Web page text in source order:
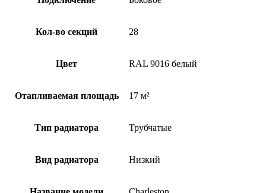
Кол-во секций 28
Цвет RAL 9016 белый
Отапливаемая площадь 17 м²
Тип радиатора Трубчатые
Вид радиатора Низкий